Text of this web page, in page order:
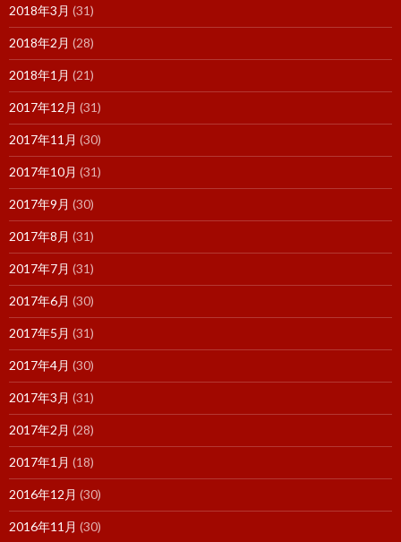
2018年3月 (31)
2018年2月 (28)
2018年1月 (21)
2017年12月 (31)
2017年11月 (30)
2017年10月 (31)
2017年9月 (30)
2017年8月 (31)
2017年7月 (31)
2017年6月 (30)
2017年5月 (31)
2017年4月 (30)
2017年3月 (31)
2017年2月 (28)
2017年1月 (18)
2016年12月 (30)
2016年11月 (30)